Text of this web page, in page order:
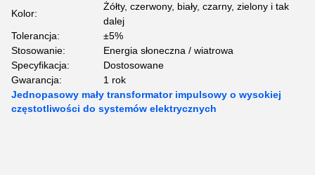
Kolor:
Żółty, czerwony, biały, czarny, zielony i tak
dalej
Tolerancja:
±5%
Stosowanie:
Energia słoneczna / wiatrowa
Specyfikacja:
Dostosowane
Gwarancja:
1 rok
Jednopasowy mały transformator impulsowy o wysokiej
częstotliwości do systemów elektrycznych